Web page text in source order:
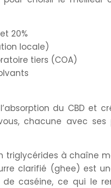
20%
locale)
tiers (COA)
du CBD et
chacune avec ses
triglycérides à chaîne
clarifié (ghee) est
caséine, ce qui le